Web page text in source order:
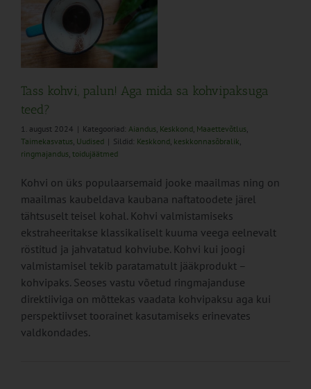
Tass kohvi, palun! Aga mida sa kohvipaksuga
teed?
1. august 2024 | Kategooriad: Aiandus, Keskkond, Maaettevõtlus,
Taimekasvatus, Uudised | Sildid: Keskkond, keskkonnasõbralik,
ringmajandus, toidujäätmed
Kohvi on üks populaarsemaid jooke maailmas ning on
maailmas kaubeldava kaubana naftatoodete järel
tähtsuselt teisel kohal. Kohvi valmistamiseks
ekstraheeritakse klassikaliselt kuuma veega eelnevalt
röstitud ja jahvatatud kohviube. Kohvi kui joogi
valmistamisel tekib paratamatult jääkprodukt –
kohvipaks. Seoses vastu võetud ringmajanduse
direktiiviga on mõttekas vaadata kohvipaksu aga kui
perspektiivset toorainet kasutamiseks erinevates
valdkondades.